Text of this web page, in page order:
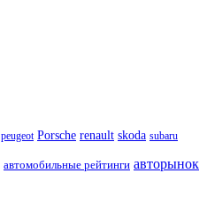
peugeot Porsche renault skoda subaru
автомобильные рейтинги авторынок